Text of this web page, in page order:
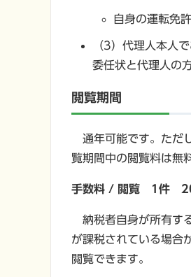
自身の運転免
（3）代理人本人
委任状と代理人の
閲覧期間
通年可能です。ただ
覧期間中の閲覧料は無
手数料 / 閲覧 1件
納税者自身が所有す
が課税されている場合
閲覧できます。